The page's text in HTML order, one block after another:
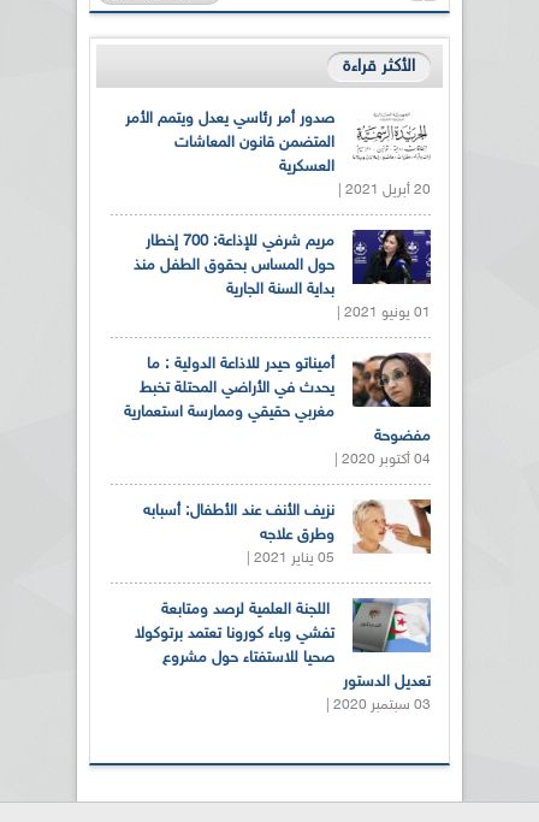
الأكثر قراءة
صدور أمر رئاسي يعدل ويتمم الأمر
المتضمن قانون المعاشات
العسكرية
20 أبريل 2021 |
مريم شرفي للإذاعة: 700 إخطار
حول المساس بحقوق الطفل منذ
بداية السنة الجارية
01 يونيو 2021 |
أميناتو حيدر للاذاعة الدولية : ما
يحدث في الأراضي المحتلة تخبط
مغربي حقيقي وممارسة استعمارية
مفضوحة
04 أكتوبر 2020 |
نزيف الأنف عند الأطفال: أسبابه
وطرق علاجه
05 يناير 2021 |
اللجنة العلمية لرصد ومتابعة
تفشي وباء كورونا تعتمد برتوكولا
صحيا للاستفتاء حول مشروع
تعديل الدستور
03 سبتمبر 2020 |